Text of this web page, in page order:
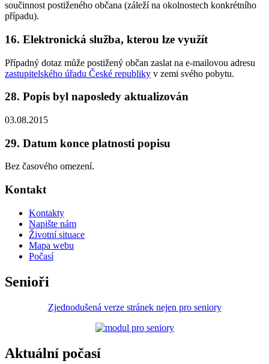
součinnost postiženého občana (záleží na okolnostech konkrétního
případu).
16. Elektronická služba, kterou lze využít
Případný dotaz může postižený občan zaslat na e-mailovou adresu
zastupitelského úřadu České republiky v zemi svého pobytu.
28. Popis byl naposledy aktualizován
03.08.2015
29. Datum konce platnosti popisu
Bez časového omezení.
Kontakt
Kontakty
Napište nám
Životní situace
Mapa webu
Počasí
Senioři
Zjednodušená verze stránek nejen pro seniory
Aktuální počasí